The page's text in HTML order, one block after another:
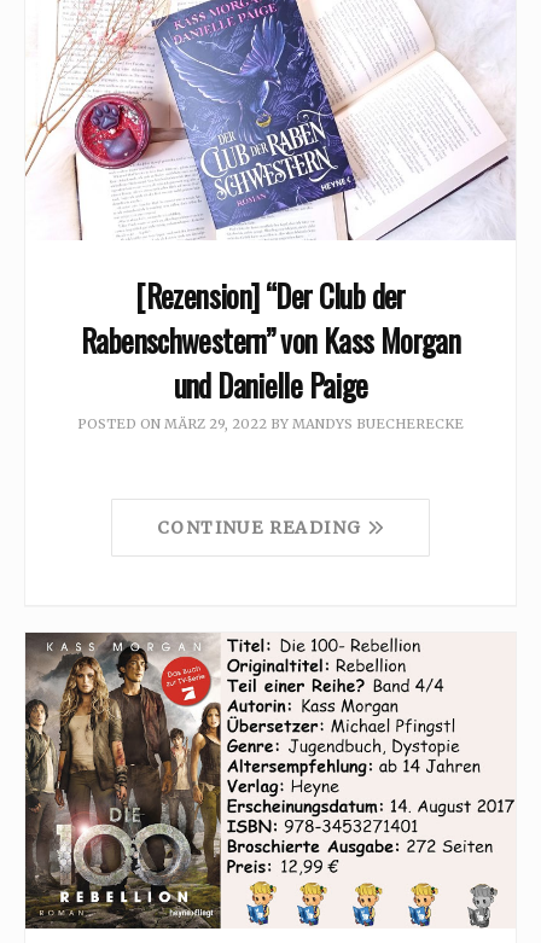
[Rezension] “Der Club der
Rabenschwestern” von Kass Morgan
und Danielle Paige
POSTED ON MÄRZ 29, 2022 BY MANDYS BUECHERECKE
CONTINUE READING